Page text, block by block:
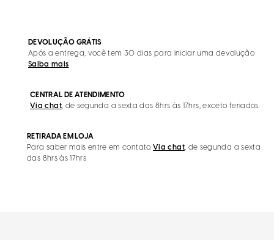
DEVOLUÇÃO GRÁTIS
Após a entrega, você tem 30 dias para iniciar uma devolução
Saiba mais
CENTRAL DE ATENDIMENTO
Via chat, de segunda a sexta das 8hrs às 17hrs, exceto feriados.
RETIRADA EM LOJA
Para saber mais entre em contato Via chat, de segunda a sexta
das 8hrs às 17hrs